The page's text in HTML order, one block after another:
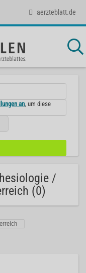
aerzteblatt.de
an , um diese
/
(0)